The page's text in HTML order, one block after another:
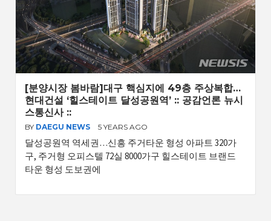
[분양시장 봄바람]대구 핵심지에 49층 주상복합…
현대건설 ‘힐스테이트 달성공원역’ :: 공감언론 뉴시
스통신사 ::
BY DAEGU NEWS 5 YEARS AGO
달성공원역 역세권…신흥 주거타운 형성 아파트 320가
구, 주거형 오피스텔 72실 8000가구 힐스테이트 브랜드
타운 형성 도보권에